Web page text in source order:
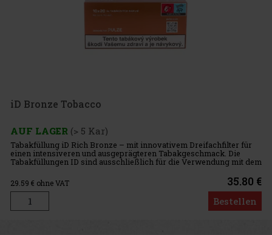
iD Bronze Tobacco
AUF LAGER (> 5 Kar)
Tabakfüllung iD Rich Bronze – mit innovativem Dreifachfilter für
einen intensiveren und ausgeprägteren Tabakgeschmack. Die
Tabakfüllungen ID sind ausschließlich für die Verwendung mit dem
Gerät Pulze bestimmt. Jede Packung enthält 10 Schachteln. Ein
29.59 € ohne VAT 35.80 €
Bestellen